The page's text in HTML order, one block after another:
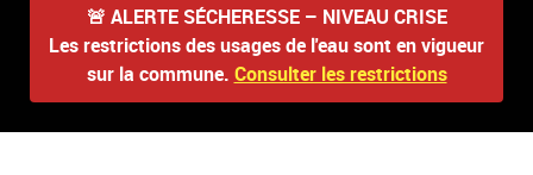
🚨 ALERTE SÉCHERESSE – NIVEAU CRISE
Les restrictions des usages de l'eau sont en vigueur
sur la commune. Consulter les restrictions